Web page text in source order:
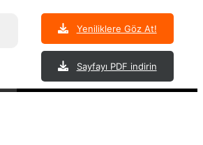
Yeniliklere Göz At!
Sayfayı PDF indirin